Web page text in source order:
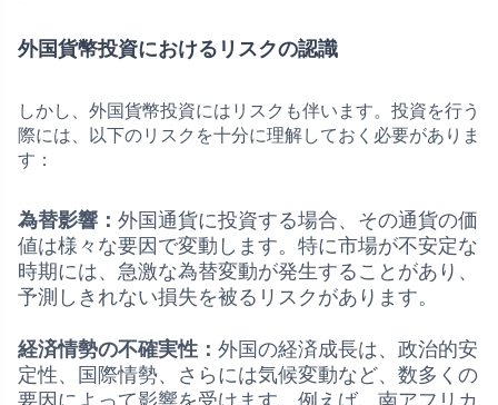
外国貨幣投資におけるリスクの認識
しかし、外国貨幣投資にはリスクも伴います。投資を行う
際には、以下のリスクを十分に理解しておく必要がありま
す：
為替影響： 外国通貨に投資する場合、その通貨の価
値は様々な要因で変動します。特に市場が不安定な
時期には、急激な為替変動が発生することがあり、
予測しきれない損失を被るリスクがあります。
経済情勢の不確実性： 外国の経済成長は、政治的安
定性、国際情勢、さらには気候変動など、数多くの